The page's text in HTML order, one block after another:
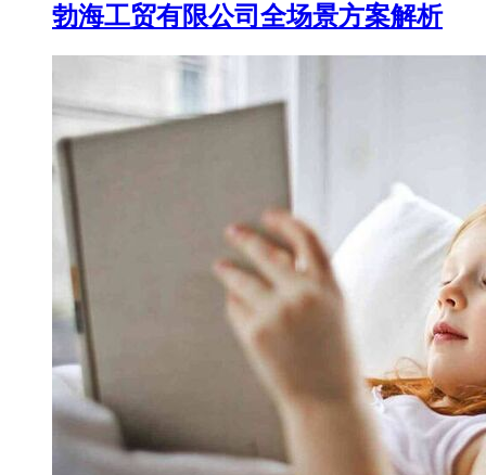
勃海工贸有限公司全场景方案解析